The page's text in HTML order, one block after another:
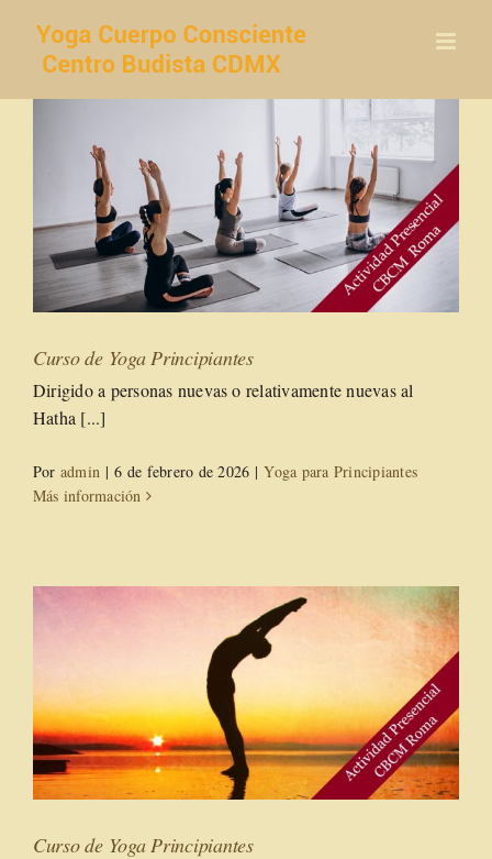
contenido
Curso de Yoga Principiantes
Dirigido a personas nuevas o relativamente nuevas al
Hatha [...]
Por admin | 6 de febrero de 2026 | Yoga para Principiantes
Más información
Curso de Yoga Principiantes